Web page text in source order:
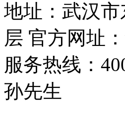
地址：武汉
层 官方网址
服务热线：
孙先生